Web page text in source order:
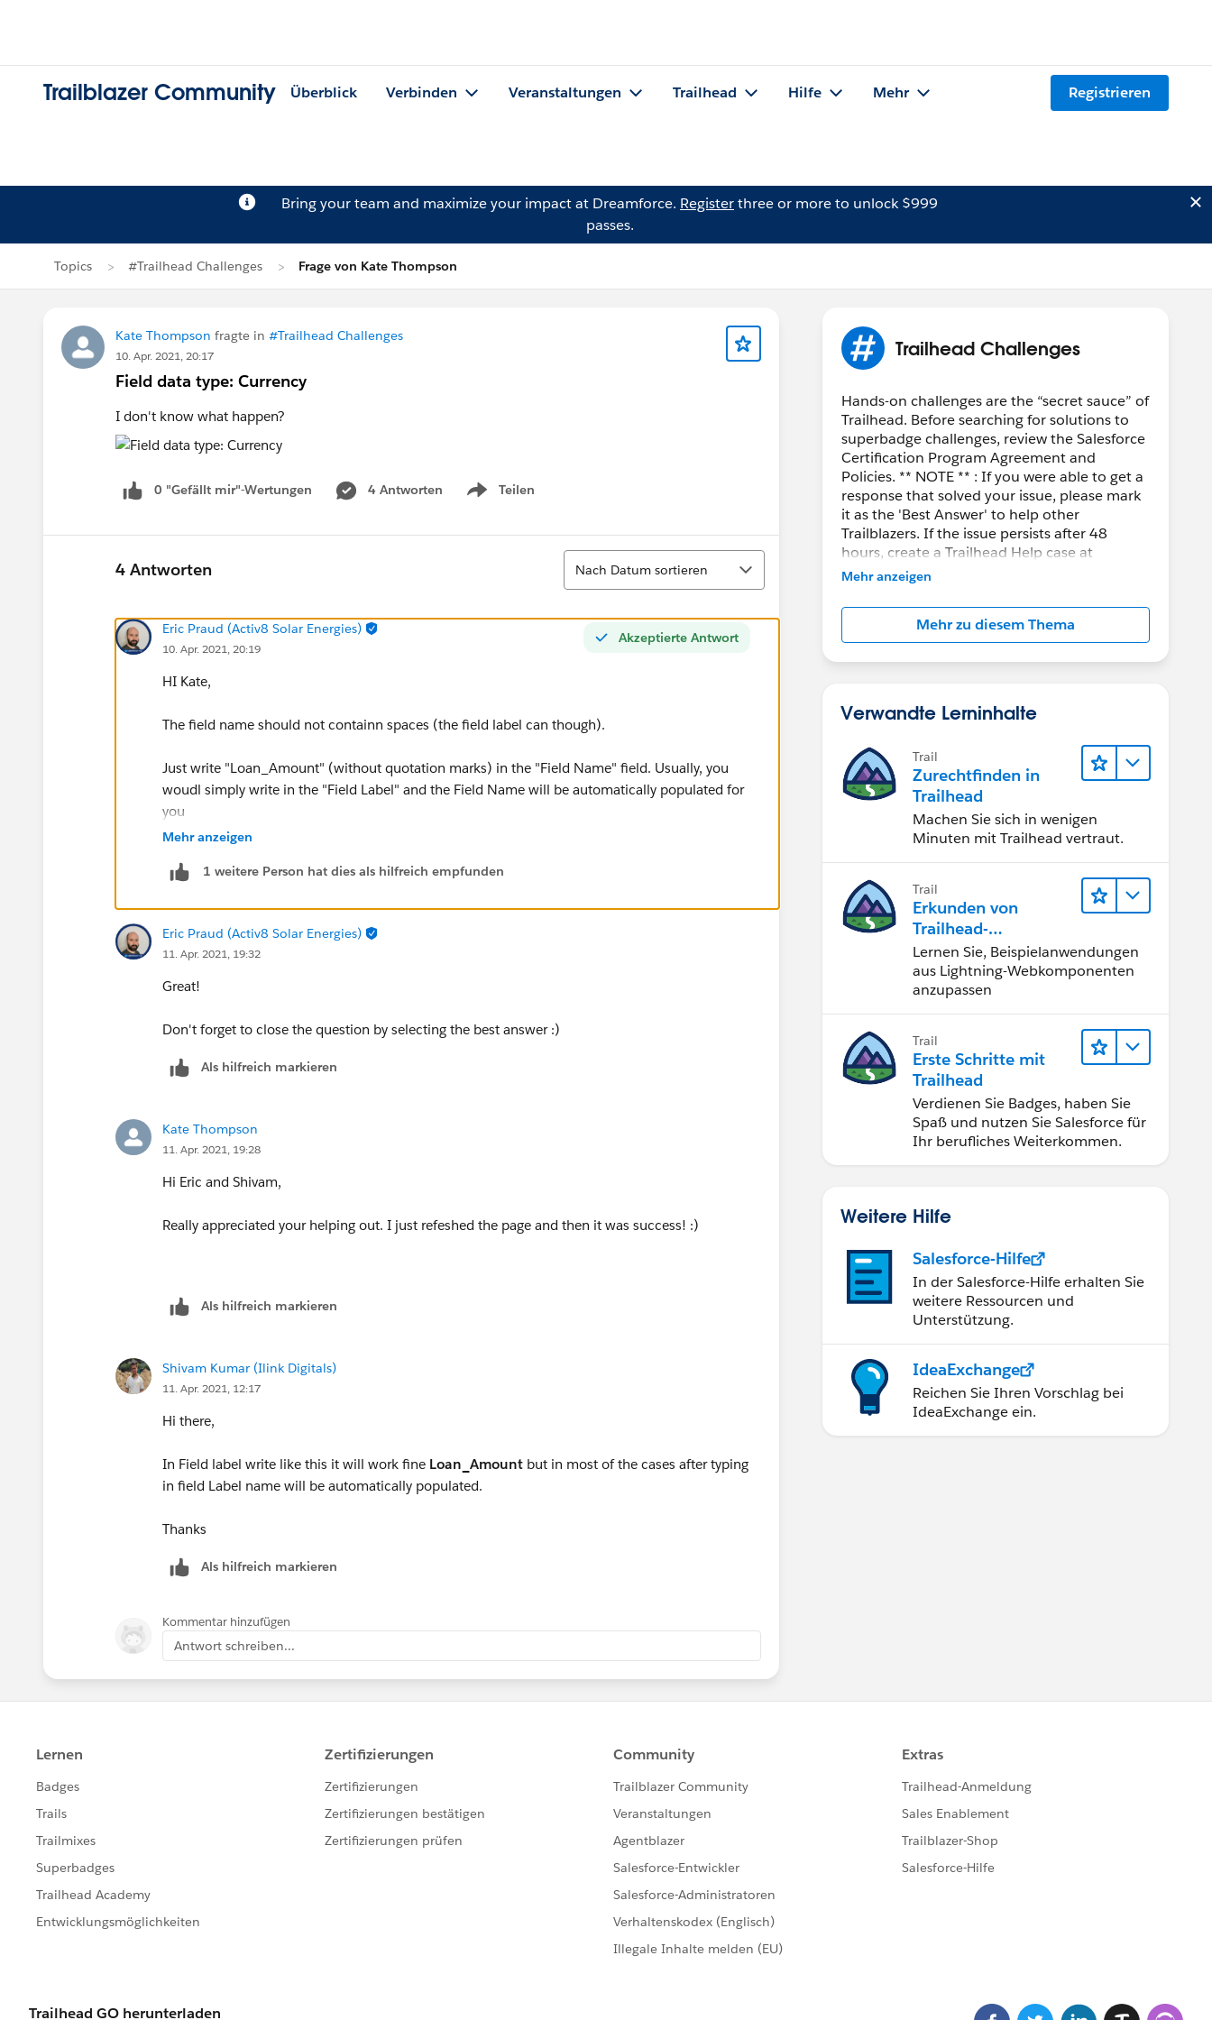
Trailblazer Community Überblick Verbinden Veranstaltungen Trailhead Hilfe Mehr Registrieren
Bring your team and maximize your impact at Dreamforce. Registerthree or more to unlock $999
passes.
Topics #Trailhead Challenges Frage von Kate Thompson
Kate Thompson fragte in #Trailhead Challenges
10. Apr. 2021, 20:17
Field data type: Currency
I don't know what happen?
0 "Gefällt mir"-Wertungen 4 Antworten Teilen
Show menu
4 Antworten
Sortieren
Nach Datum sortieren
Akzeptierte Antwort
Eric Praud (Activ8 Solar Energies)
10. Apr. 2021, 20:19
HI Kate,
The field name should not containn spaces (the field label can though).
Just write "Loan_Amount" (without quotation marks) in the "Field Name" field. Usually, you
woudl simply write in the "Field Label" and the Field Name will be automatically populated for
you
Mehr anzeigen
1 weitere Person hat dies als hilfreich empfunden
Eric Praud (Activ8 Solar Energies)
11. Apr. 2021, 19:32
Great!
Don't forget to close the question by selecting the best answer :)
Als hilfreich markieren
Kate Thompson
11. Apr. 2021, 19:28
Hi Eric and Shivam,
Really appreciated your helping out. I just refeshed the page and then it was success! :)
Als hilfreich markieren
Shivam Kumar (Ilink Digitals)
11. Apr. 2021, 12:17
Hi there,
In Field label write like this it will work fine Loan_Amount but in most of the cases after typing
in field Label name will be automatically populated.
Thanks
Als hilfreich markieren
Kommentar hinzufügen
Antwort schreiben...
Trailhead Challenges
Hands-on challenges are the “secret sauce” of
Trailhead. Before searching for solutions to
superbadge challenges, review the Salesforce
Certification Program Agreement and
Policies. ** NOTE ** : If you were able to get a
response that solved your issue, please mark
it as the 'Best Answer' to help other
Trailblazers. If the issue persists after 48
hours, create a Trailhead Help case at
https://help.salesforce.com/s/support
Mehr anzeigen
Mehr zu diesem Thema
Verwandte Lerninhalte
Trail
Zurechtfinden in
Trailhead
Machen Sie sich in wenigen
Minuten mit Trailhead vertraut.
Trail
Erkunden von
Trailhead-
Beispielanwendunge
n
Lernen Sie, Beispielanwendungen
aus Lightning-Webkomponenten
anzupassen
Trail
Erste Schritte mit
Trailhead
Verdienen Sie Badges, haben Sie
Spaß und nutzen Sie Salesforce für
Ihr berufliches Weiterkommen.
Weitere Hilfe
Salesforce-Hilfe
In der Salesforce-Hilfe erhalten Sie
weitere Ressourcen und
Unterstützung.
IdeaExchange
Reichen Sie Ihren Vorschlag bei
IdeaExchange ein.